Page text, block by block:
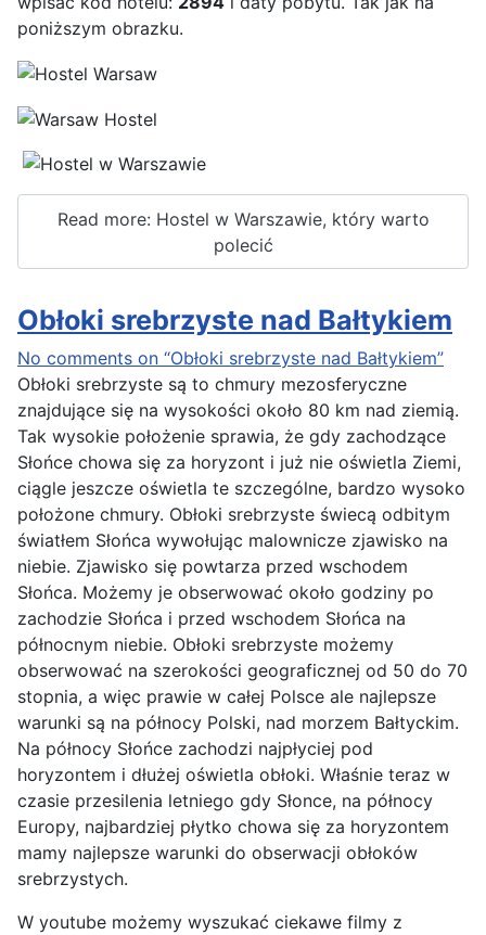
poniższym obrazku.
Read more: Hostel w Warszawie, który warto
polecić
Obłoki srebrzyste nad Bałtykiem
No comments on “Obłoki srebrzyste nad Bałtykiem”
Obłoki srebrzyste są to chmury mezosferyczne
znajdujące się na wysokości około 80 km nad ziemią.
Tak wysokie położenie sprawia, że gdy zachodzące
Słońce chowa się za horyzont i już nie oświetla Ziemi,
ciągle jeszcze oświetla te szczególne, bardzo wysoko
położone chmury. Obłoki srebrzyste świecą odbitym
światłem Słońca wywołując malownicze zjawisko na
niebie. Zjawisko się powtarza przed wschodem
Słońca. Możemy je obserwować około godziny po
zachodzie Słońca i przed wschodem Słońca na
północnym niebie. Obłoki srebrzyste możemy
obserwować na szerokości geograficznej od 50 do 70
stopnia, a więc prawie w całej Polsce ale najlepsze
warunki są na północy Polski, nad morzem Bałtyckim.
Na północy Słońce zachodzi najpłyciej pod
horyzontem i dłużej oświetla obłoki. Właśnie teraz w
czasie przesilenia letniego gdy Słonce, na północy
Europy, najbardziej płytko chowa się za horyzontem
mamy najlepsze warunki do obserwacji obłoków
srebrzystych.
W youtube możemy wyszukać ciekawe filmy z